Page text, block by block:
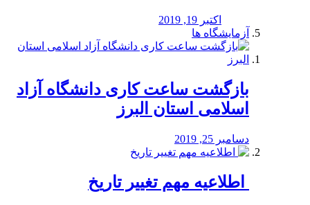
اکتبر 19, 2019
آزمایشگاه ها
بازگشت ساعت کاری دانشگاه آزاد
اسلامی استان البرز
دسامبر 25, 2019
️ اطلاعیه مهم تغییر تاریخ